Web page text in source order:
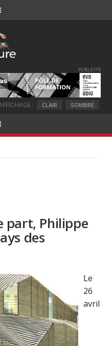
PUBLICITE
: CLAIR SOMBRE
part, Philippe
des
Le
26
avril